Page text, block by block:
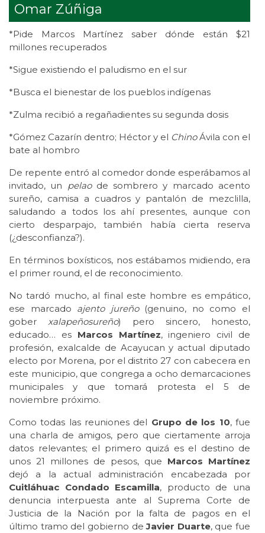
Omar Zúñiga
*Pide Marcos Martínez saber dónde están $21
millones recuperados
*Sigue existiendo el paludismo en el sur
*Busca el bienestar de los pueblos indígenas
*Zulma recibió a regañadientes su segunda dosis
*Gómez Cazarín dentro; Héctor y el ChinoÁvila con el
bate al hombro
De repente entró al comedor donde esperábamos al
invitado, un pelaode sombrero y marcado acento
sureño, camisa a cuadros y pantalón de mezclilla,
saludando a todos los ahí presentes, aunque con
cierto desparpajo, también había cierta reserva
(¿desconfianza?).
En términos boxísticos, nos estábamos midiendo, era
el primer round, el de reconocimiento.
No tardó mucho, al final este hombre es empático,
ese marcado ajento jureño(genuino, no como el
gober xalapeñosureño) pero sincero, honesto,
educado… es Marcos Martínez, ingeniero civil de
profesión, exalcalde de Acayucan y actual diputado
electo por Morena, por el distrito 27 con cabecera en
este municipio, que congrega a ocho demarcaciones
municipales y que tomará protesta el 5 de
noviembre próximo.
Como todas las reuniones del Grupo de los 10, fue
una charla de amigos, pero que ciertamente arroja
datos relevantes; el primero quizá es el destino de
unos 21 millones de pesos, que Marcos Martínez
dejó a la actual administración encabezada por
Cuitláhuac Condado Escamilla, producto de una
denuncia interpuesta ante al Suprema Corte de
Justicia de la Nación por la falta de pagos en el
último tramo del gobierno deJavier Duarte, que fue